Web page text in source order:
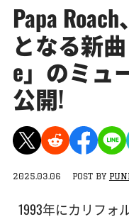
Papa
となる新
e」のミュ
公開!
2025.03.06 POST BY
1993年にカリフォ